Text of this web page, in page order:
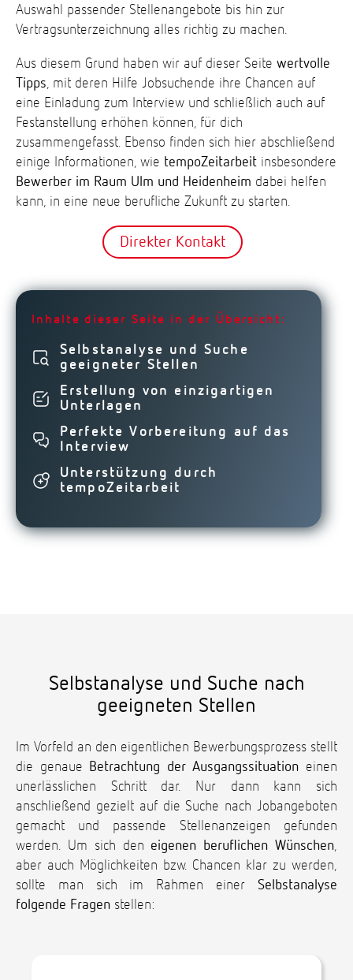
Auswahl passender Stellenangebote bis hin zur
Vertragsunterzeichnung alles richtig zu machen.
Inhalte dieser Seite in der Übersicht:
Selbstanalyse und Suche
geeigneter Stellen
Erstellung von einzigartigen
Unterlagen
Perfekte Vorbereitung auf das
Interview
Unterstützung durch
tempoZeitarbeit
Aus diesem Grund haben wir auf dieser Seite wertvolle
Tipps, mit deren Hilfe Jobsuchende ihre Chancen auf
eine Einladung zum Interview und schließlich auch auf
Festanstellung erhöhen können, für dich
zusammengefasst. Ebenso finden sich hier abschließend
einige Informationen, wie tempoZeitarbeit insbesondere
Bewerber im Raum Ulm und Heidenheim dabei helfen
kann, in eine neue berufliche Zukunft zu starten.
Direkter Kontakt
Selbstanalyse und Suche nach
geeigneten Stellen
Im Vorfeld an den eigentlichen Bewerbungsprozess stellt
die genaue Betrachtung der Ausgangssituation einen
unerlässlichen Schritt dar. Nur dann kann sich
anschließend gezielt auf die Suche nach Jobangeboten
gemacht und passende Stellenanzeigen gefunden
werden. Um sich den eigenen beruflichen Wünschen,
aber auch Möglichkeiten bzw. Chancen klar zu werden,
sollte man sich im Rahmen einer Selbstanalyse
folgende Fragen stellen: